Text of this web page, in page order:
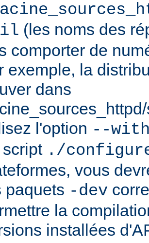
(les noms des
comporter de
exemple, la
dans
l'option --
./
vous
paquets -dev
la
installées